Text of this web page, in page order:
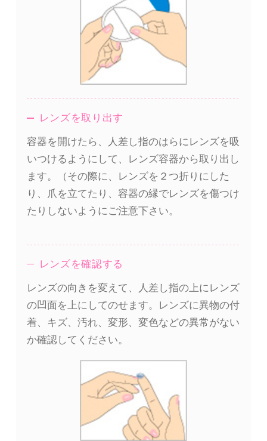
レンズを取り出す
容器を開けたら、人差し指のはらにレンズを吸
いつけるようにして、レンズ容器から取り出し
ます。（その際に、レンズを２つ折りにした
り、爪を立てたり、容器の縁でレンズを傷つけ
たりしないようにご注意下さい。
レンズを確認する
レンズの向きを変えて、人差し指の上にレンズ
の凹面を上にしてのせます。レンズに異物の付
着、キズ、汚れ、変形、変色などの異常がない
か確認してください。